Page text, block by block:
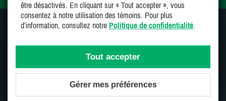
SUIVEZ-NOUS SUR
Une entreprise 100% canadienne et fière de l'être
être désactivés. En cliquant sur « Tout accepter », vous
consentez à notre utilisation des témoins. Pour plus
d’information, consultez notre Politique de confidentialité.
Tout accepter
Gérer mes préférences